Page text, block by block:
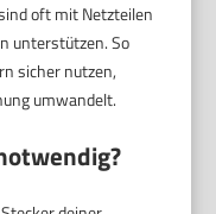
oft mit Netzteilen
unterstützen. So
sicher nutzen,
umwandelt.